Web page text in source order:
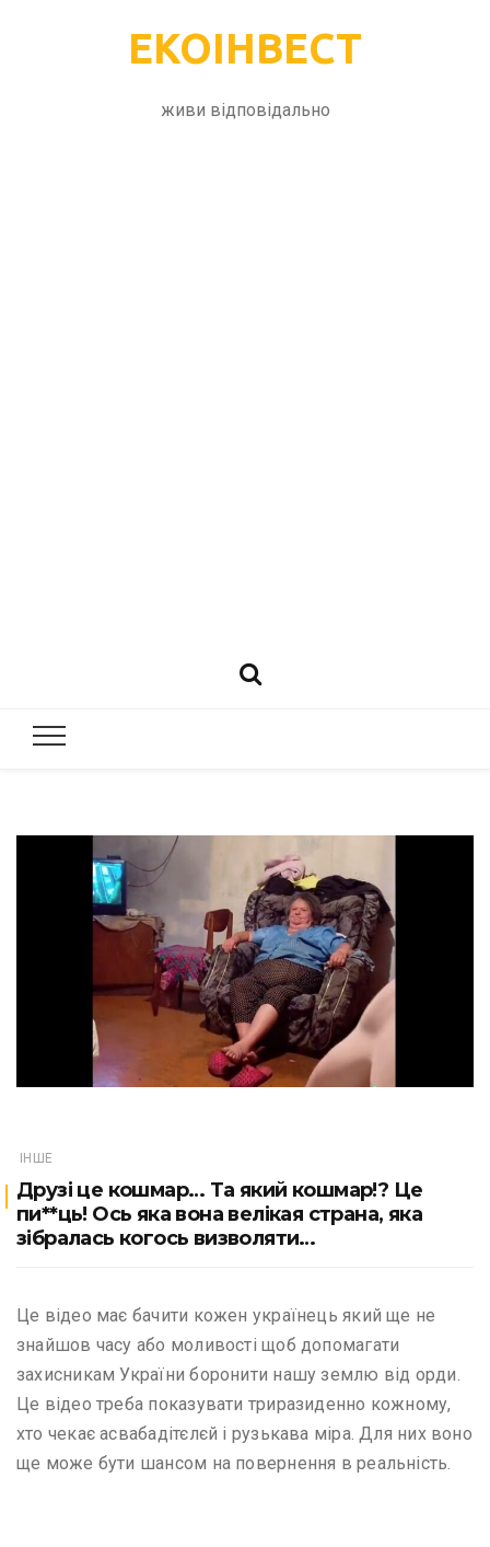
ЕКОІНВЕСТ
живи відповідально
ІНШЕ
Друзі це кошмар… Та який кошмар!? Це
пи**ць! Ось яка вона велікая страна, яка
зібралась когось визволяти…
Це відео має бачити кожен українець який ще не
знайшов часу або моливості щоб допомагати
захисникам України боронити нашу землю від орди.
Це відео треба показувати триразиденно кожному,
хто чекає асвабадітєлєй і рузькава міра. Для них воно
ще може бути шансом на повернення в реальність.